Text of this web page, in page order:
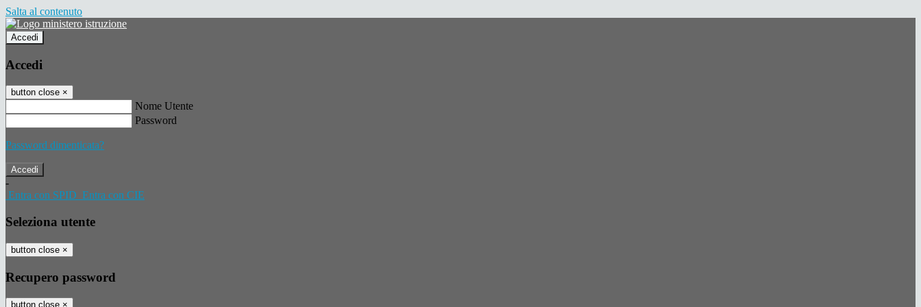
Salta al contenuto
Accedi
Accedi
button close ×
Nome Utente
Password
Password dimenticata?
-
Entra con SPID Entra con CIE
Seleziona utente
button close ×
Recupero password
button close ×